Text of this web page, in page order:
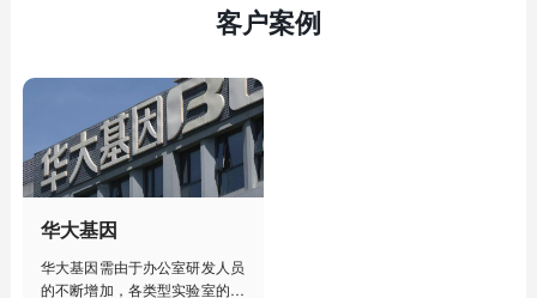
客户案例
华大基因
华大基因需由于办公室研发人员
的不断增加，各类型实验室的建